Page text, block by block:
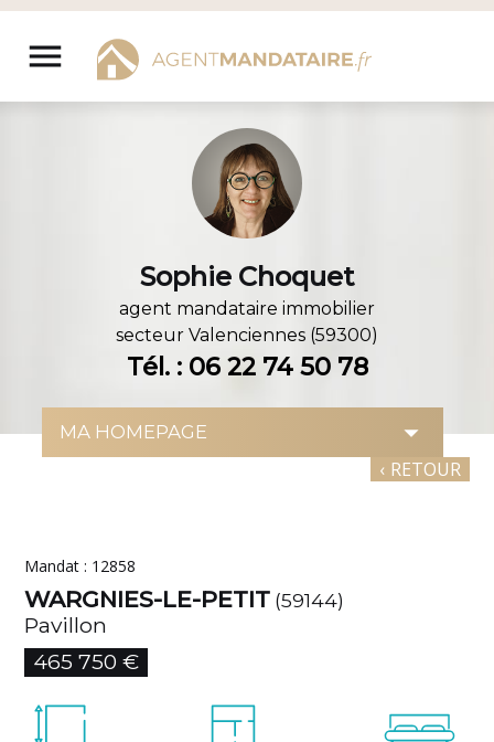
Aller
contenu
menu
Sophie Choquet
agent mandataire immobilier
secteur Valenciennes (59300)
Tél. : 06 22 74 50 78
‹ RETOUR
Mandat : 12858
WARGNIES-LE-PETIT (59144)
Pavillon
465 750 €